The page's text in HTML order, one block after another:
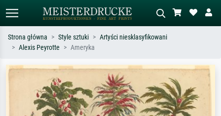
Szukaj wg artysty, tytułu lub stylu – np.
Monet, Gwiaździsta noc,
impresjonizm, fala Hokusaia, akt.
abstrakcja z czerwienią, ciemny olej,
stojący akt obok drzewa.
Strona główna Style sztuki
Artyści niesklasyfikowani
Alexis Peyrotte
Ameryka